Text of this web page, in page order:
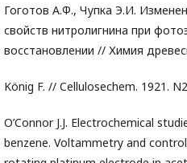
Гоготов А.Ф., Чупка Э.И.
свойств нитролигнина при
восстановлении // Химия
König F. // Cellulosechem. 1921.
O’Connor J.J. Electrochemical
benzene. Voltammetry and